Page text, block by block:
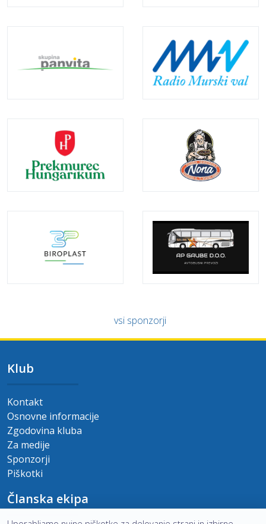
vsi sponzorji
Klub
Kontakt
Osnovne informacije
Zgodovina kluba
Za medije
Sponzorji
Piškotki
Članska ekipa